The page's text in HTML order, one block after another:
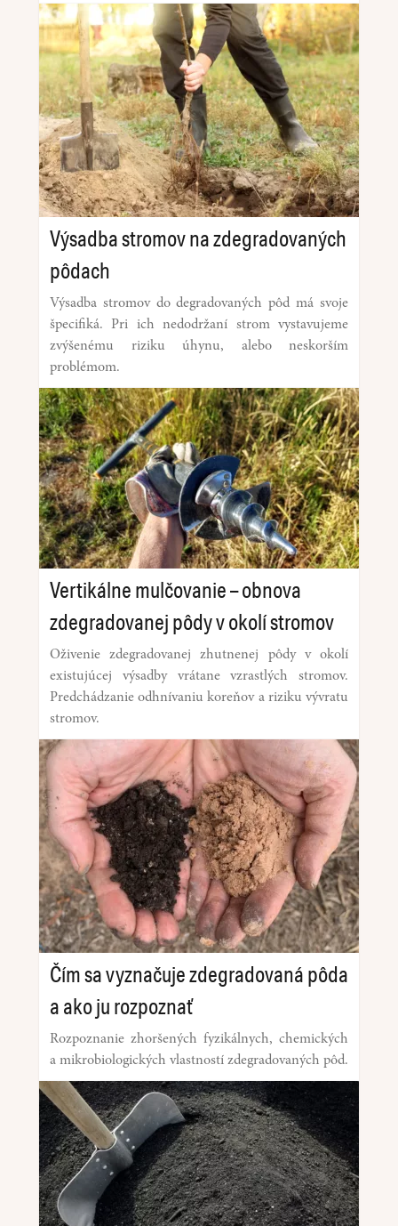
Výsadba stromov na zdegradovaných
pôdach
Výsadba stromov do degradovaných pôd má svoje
špecifiká. Pri ich nedodržaní strom vystavujeme
zvýšenému riziku úhynu, alebo neskorším
problémom.
Vertikálne mulčovanie – obnova
zdegradovanej pôdy v okolí stromov
Oživenie zdegradovanej zhutnenej pôdy v okolí
existujúcej výsadby vrátane vzrastlých stromov.
Predchádzanie odhnívaniu koreňov a riziku vývratu
stromov.
Čím sa vyznačuje zdegradovaná pôda
a ako ju rozpoznať
Rozpoznanie zhoršených fyzikálnych, chemických
a mikrobiologických vlastností zdegradovaných pôd.